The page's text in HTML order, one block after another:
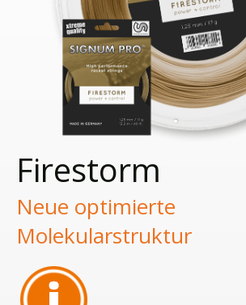
Firestorm
Neue optimierte
Molekularstruktur